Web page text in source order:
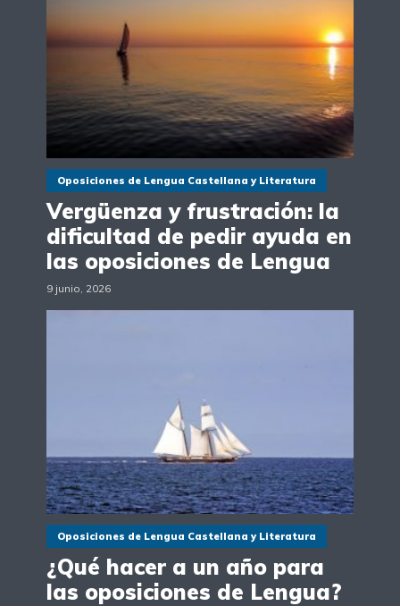
Oposiciones de Lengua Castellana y Literatura
Vergüenza y frustración: la
dificultad de pedir ayuda en
las oposiciones de Lengua
9 junio, 2026
Oposiciones de Lengua Castellana y Literatura
¿Qué hacer a un año para
las oposiciones de Lengua?